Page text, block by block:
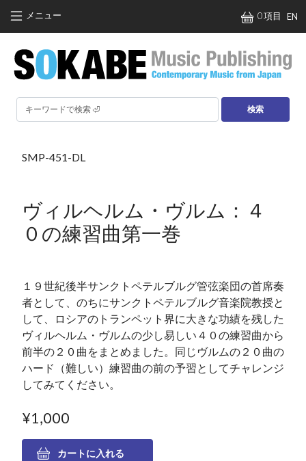
メニュー 0 項目 EN
検索
SMP-451-DL
ヴィルヘルム・ヴルム：４
０の練習曲第一巻
１９世紀後半サンクトペテルブルグ管弦楽団の首席奏
者として、のちにサンクトペテルブルグ音楽院教授と
して、ロシアのトランペット界に大きな功績を残した
ヴィルヘルム・ヴルムの少し易しい４０の練習曲から
前半の２０曲をまとめました。同じヴルムの２０曲の
ハード（難しい）練習曲の前の予習としてチャレンジ
してみてください。
¥1,000